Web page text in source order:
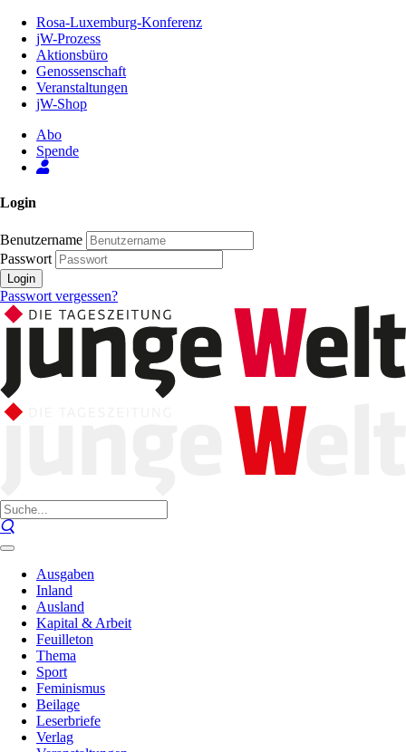
Inhalt
Seite
Rosa-Luxemburg-Konferenz
jW-Prozess
Aktionsbüro
Genossenschaft
Veranstaltungen
jW-Shop
Abo
Spende
Login
Benutzername
Passwort
Login
Passwort vergessen?
Ausgaben
Inland
Ausland
Kapital & Arbeit
Feuilleton
Thema
Sport
Feminismus
Beilage
Leserbriefe
Verlag